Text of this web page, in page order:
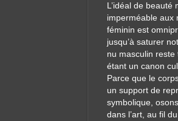
L’idéal de beauté
imperméable aux
féminin est
jusqu’à saturer
nu masculin reste
étant un canon
Parce que le
un support de
symbolique,
dans l’art, au fil